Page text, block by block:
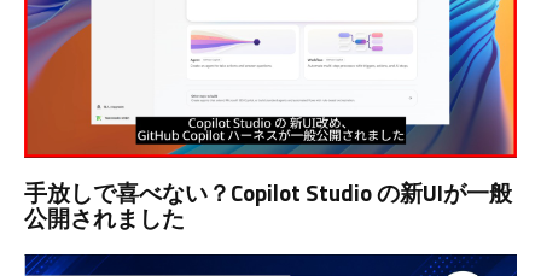
手放しで喜べない？Copilot Studio の新UIが一般
公開されました